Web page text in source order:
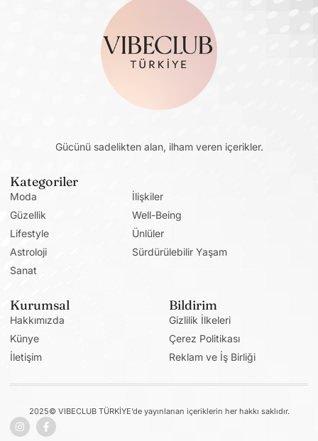
Gücünü sadelikten alan, ilham veren içerikler.
Kategoriler
Moda
Güzellik
Lifestyle
Astroloji
Sanat
İlişkiler
Well-Being
Ünlüler
Sürdürülebilir Yaşam
Kurumsal
Hakkımızda
Künye
İletişim
Bildirim
Gizlilik İlkeleri
Çerez Politikası
Reklam ve İş Birliği
2025© VIBECLUB TÜRKİYE’de yayınlanan içeriklerin her hakkı saklıdır.